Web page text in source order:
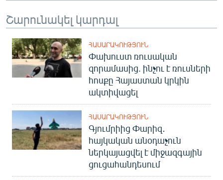
Շարունակել կարդալ
ՀԱՍԱՐԱԿՈՒԹՅՈՒՆ
Փախուստ ռուսական
զորամասից. ինչու է ռուսների
հոսքը Հայաստան կրկին
ակտիվացել
ՀԱՍԱՐԱԿՈՒԹՅՈՒՆ
Գյումրիից Փարիզ․
հայկական անօդաչուն
ներկայացվել է միջազգային
ցուցահանդեսում